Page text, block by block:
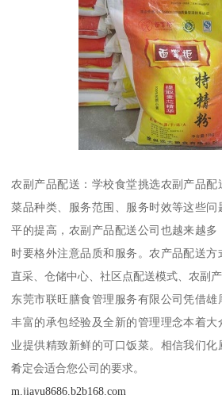
农副产品配送：学校食堂挑选农副产品配
菜品种类、服务范围、服务时效等这些
平的提高，农副产品配送公司也越来越
时要格外注意品质和服务。农产品配送
直采、仓储中心、社区点配送模式、农副
东莞市联旺膳食管理服务有限公司凭借
丰富的承包经验及全新的管理理念本着
业提供精致新鲜的可口饭菜。相信我们
肴定会适合您公司的要求。
m.jiayu8686.b2b168.com